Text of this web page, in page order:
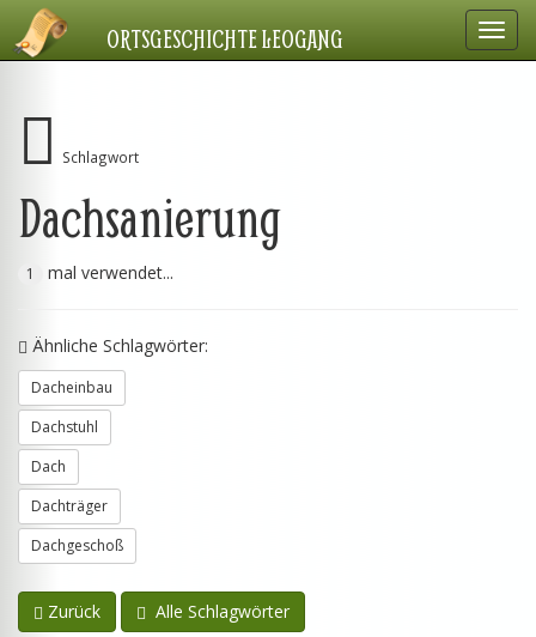
ORTSGESCHICHTE LEOGANG
Schlagwort
Dachsanierung
1 mal verwendet...
Ähnliche Schlagwörter:
Dacheinbau
Dachstuhl
Dach
Dachträger
Dachgeschoß
Zurück Alle Schlagwörter